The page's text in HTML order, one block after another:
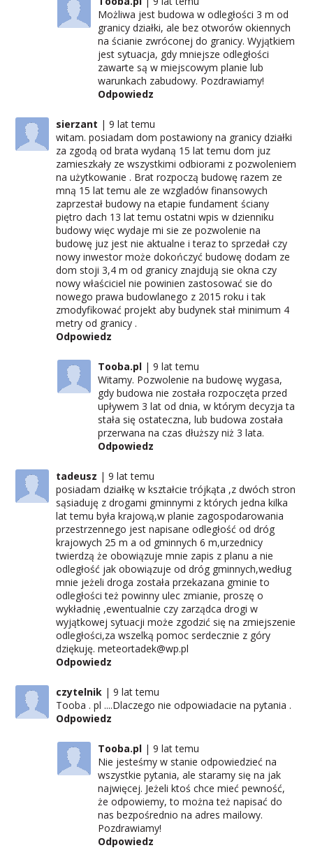
Możliwa jest budowa w odległości 3 m od
granicy działki, ale bez otworów okiennych
na ścianie zwróconej do granicy. Wyjątkiem
jest sytuacja, gdy mniejsze odległości
zawarte są w miejscowym planie lub
warunkach zabudowy. Pozdrawiamy!
Odpowiedz
sierzant
9 lat temu
witam. posiadam dom postawiony na granicy działki
za zgodą od brata wydaną 15 lat temu dom juz
zamieszkały ze wszystkimi odbiorami z pozwoleniem
na użytkowanie . Brat rozpoczą budowę razem ze
mną 15 lat temu ale ze wzgladów finansowych
zaprzestał budowy na etapie fundament ściany
piętro dach 13 lat temu ostatni wpis w dzienniku
budowy więc wydaje mi sie ze pozwolenie na
budowę juz jest nie aktualne i teraz to sprzedał czy
nowy inwestor może dokończyć budowę dodam ze
dom stoji 3,4 m od granicy znajdują sie okna czy
nowy właściciel nie powinien zastosować sie do
nowego prawa budowlanego z 2015 roku i tak
zmodyfikować projekt aby budynek stał minimum 4
metry od granicy .
Odpowiedz
Tooba.pl
9 lat temu
Witamy. Pozwolenie na budowę wygasa,
gdy budowa nie została rozpoczęta przed
upływem 3 lat od dnia, w którym decyzja ta
stała się ostateczna, lub budowa została
przerwana na czas dłuższy niż 3 lata.
Odpowiedz
tadeusz
9 lat temu
posiadam działkę w kształcie trójkąta ,z dwóch stron
sąsiaduję z drogami gminnymi z których jedna kilka
lat temu była krajową,w planie zagospodarowania
przestrzennego jest napisane odległość od dróg
krajowych 25 m a od gminnych 6 m,urzednicy
twierdzą że obowiązuje mnie zapis z planu a nie
odległość jak obowiązuje od dróg gminnych,według
mnie jeżeli droga została przekazana gminie to
odległości też powinny ulec zmianie, proszę o
wykładnię ,ewentualnie czy zarządca drogi w
wyjątkowej sytuacji może zgodzić się na zmiejszenie
odległości,za wszelką pomoc serdecznie z góry
dziękuję. meteortadek@wp.pl
Odpowiedz
czytelnik
9 lat temu
Tooba . pl ....Dlaczego nie odpowiadacie na pytania .
Odpowiedz
Tooba.pl
9 lat temu
Nie jesteśmy w stanie odpowiedzieć na
wszystkie pytania, ale staramy się na jak
najwięcej. Jeżeli ktoś chce mieć pewność,
że odpowiemy, to można też napisać do
nas bezpośrednio na adres mailowy.
Pozdrawiamy!
Odpowiedz